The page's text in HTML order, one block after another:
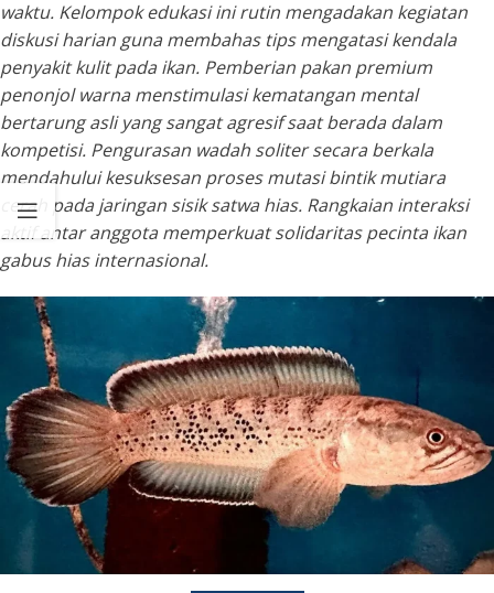
waktu. Kelompok edukasi ini rutin mengadakan kegiatan
diskusi harian guna membahas tips mengatasi kendala
penyakit kulit pada ikan. Pemberian pakan premium
penonjol warna menstimulasi kematangan mental
bertarung asli yang sangat agresif saat berada dalam
kompetisi. Pengurasan wadah soliter secara berkala
mendahului kesuksesan proses mutasi bintik mutiara
cerah pada jaringan sisik satwa hias. Rangkaian interaksi
aktif antar anggota memperkuat solidaritas pecinta ikan
gabus hias internasional.